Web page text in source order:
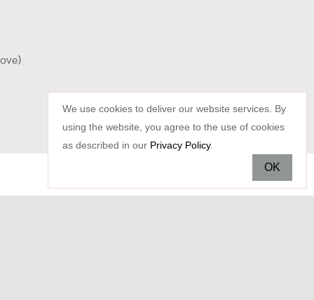
We use cookies to deliver our website services. By
using the website, you agree to the use of cookies
as described in our Privacy Policy.
OK